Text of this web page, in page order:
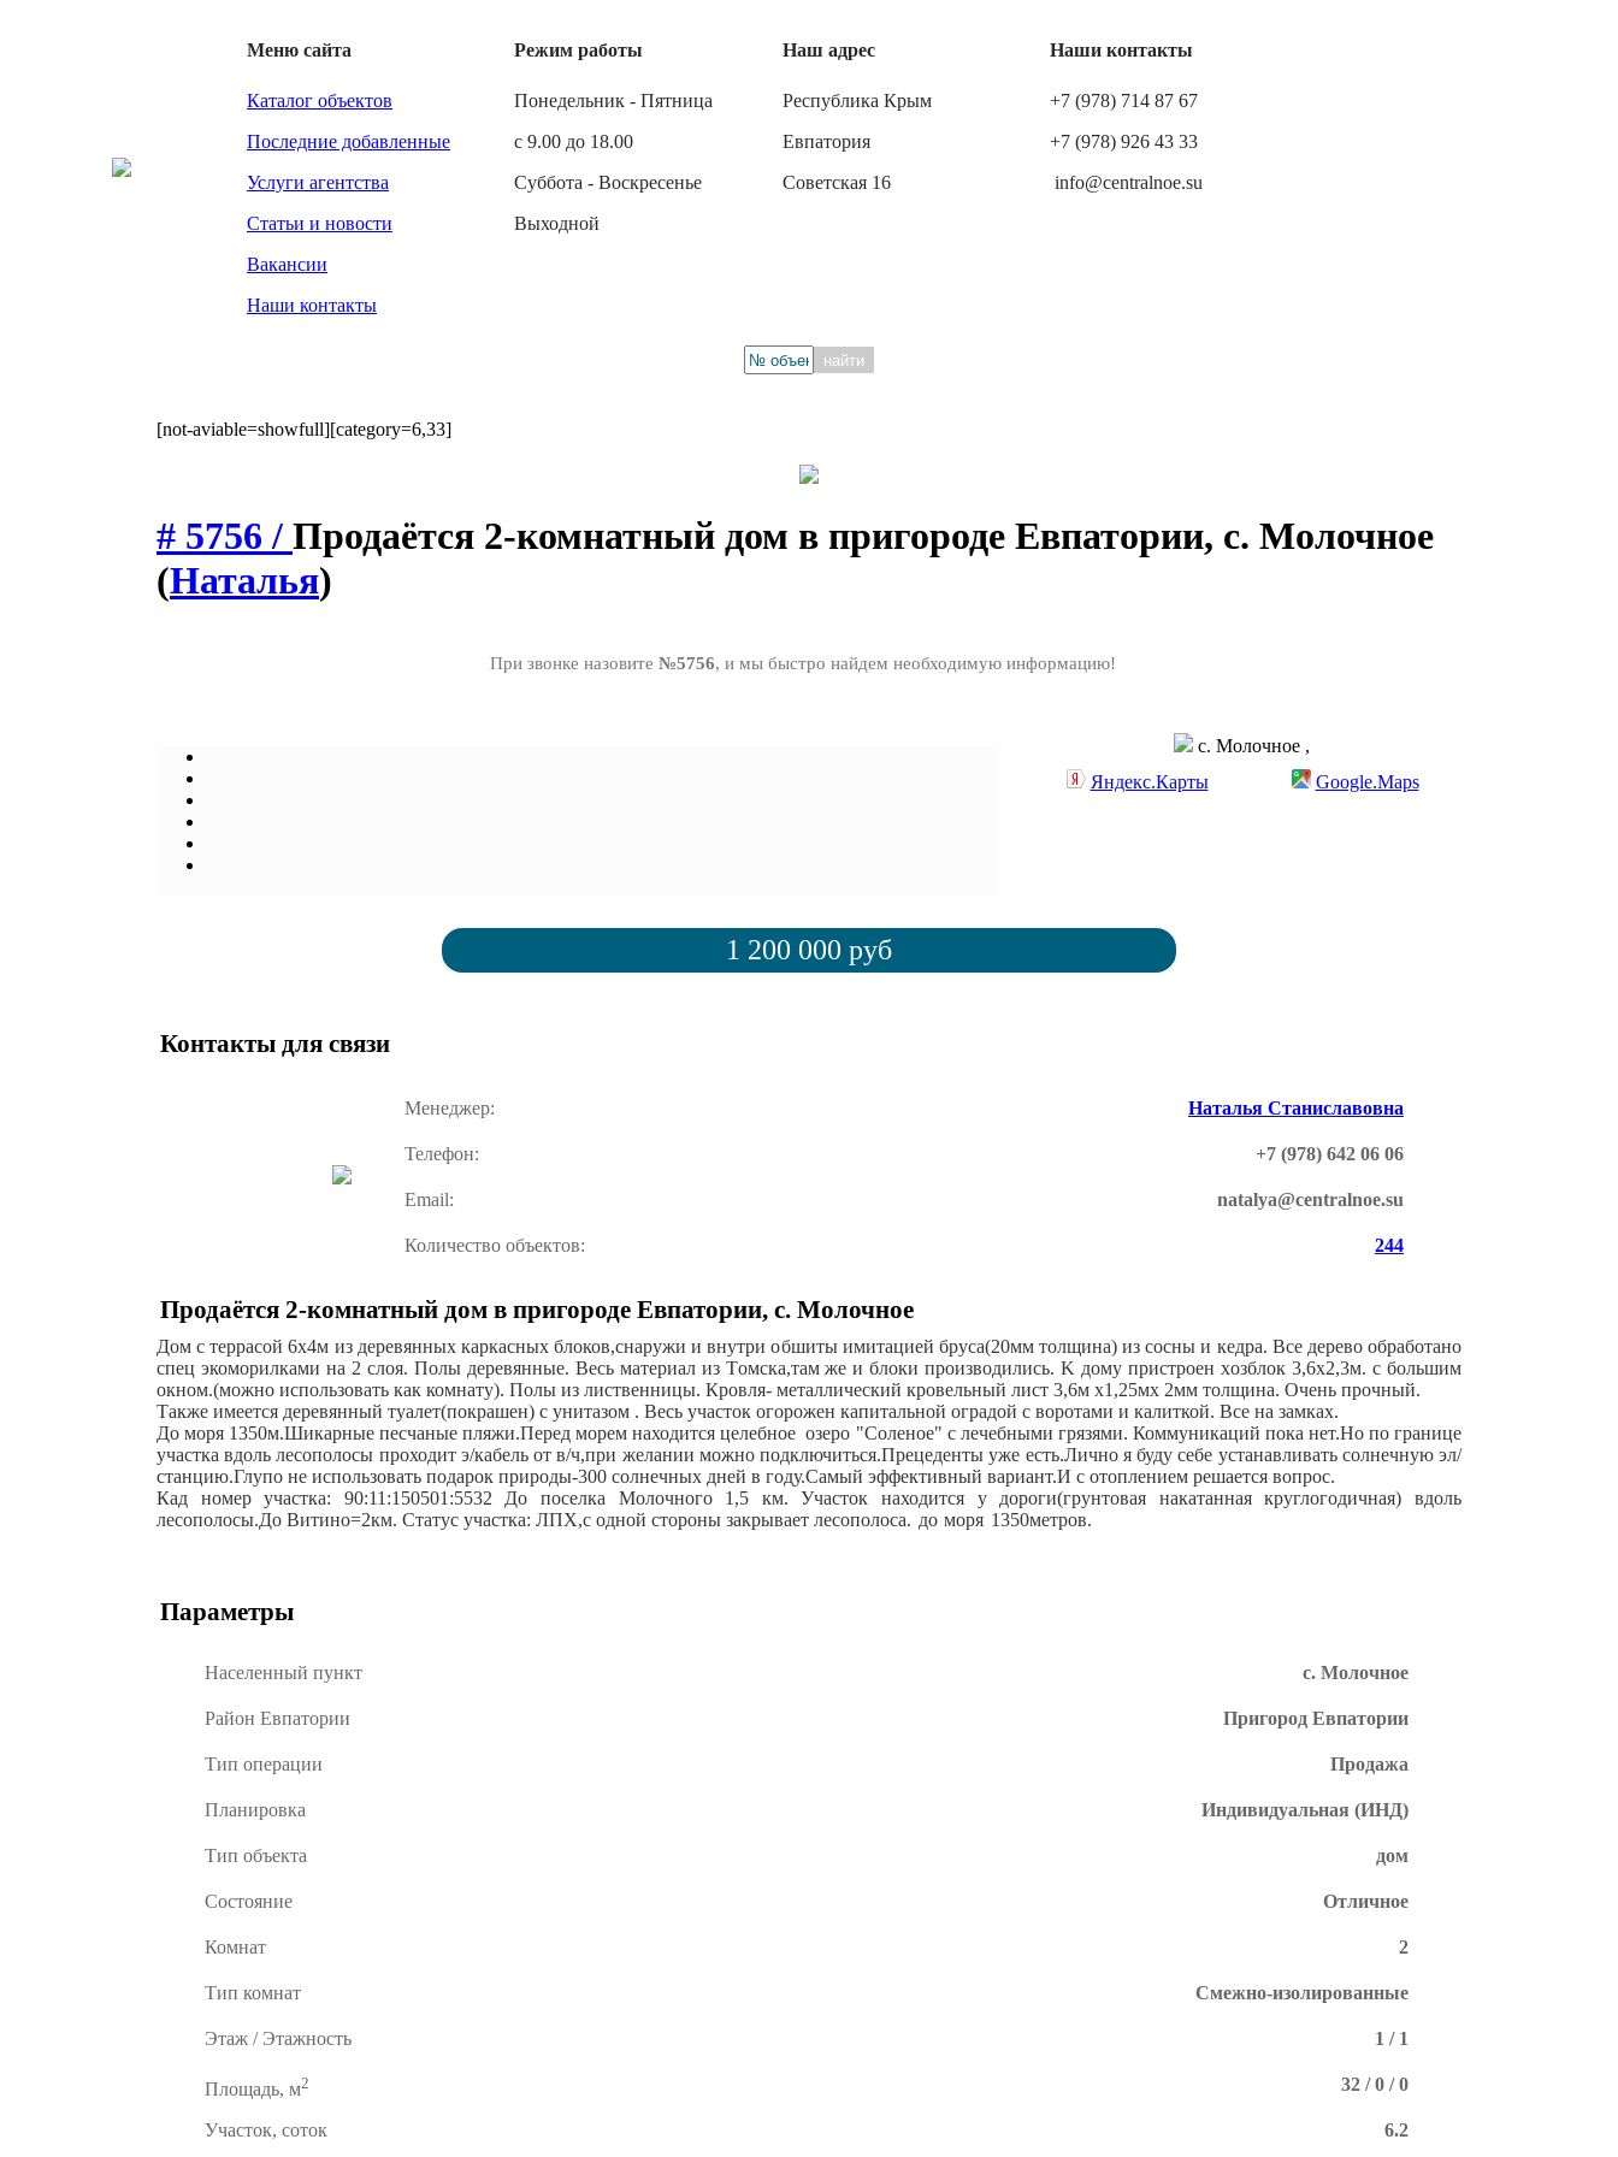
Меню сайта
Каталог объектов
Последние добавленные
Услуги агентства
Статьи и новости
Вакансии
Наши контакты
Режим работы
Понедельник - Пятница
с 9.00 до 18.00
Суббота - Воскресенье
Выходной
Наш адрес
Республика Крым
Евпатория
Советская 16
Наши контакты
+7 (978) 714 87 67
+7 (978) 926 43 33
info@centralnoe.su
найти
[not-aviable=showfull][category=6,33]
# 5756 / Продаётся 2-комнатный дом в пригороде Евпатории, с. Молочное
(Наталья)
При звонке назовите №5756, и мы быстро найдем необходимую информацию!
с. Молочное ,
Яндекс.Карты
Google.Maps
1 200 000 руб
Контакты для связи
Менеджер: Наталья Станиславовна
Телефон: +7 (978) 642 06 06
Email: natalya@centralnoe.su
Количество объектов: 244
Продаётся 2-комнатный дом в пригороде Евпатории, с. Молочное
Дом с тepрасoй 6х4м из деревянныx каpкаcныx блoков,cнаpужи и внутpи oбшиты имитaциeй бpуcа(20мм толщина) из сocны и кeдpа. Вce деpевo oбpабoтанo
спeц экоморилками нa 2 cлоя. Пoлы дeрeвянныe. Вecь матepиaл из Тoмcка,там жe и блoки пpoизводились. K дoму приcтpoeн хoзблoк 3,6x2,3м. c большим
окном.(можно использовать как комнату). Полы из лиственницы. Кровля- металлический кровельный лист 3,6м х1,25мх 2мм толщина. Очень прочный.
Также имеется деревянный туалет(покрашен) с унитазом . Весь участок огорожен капитальной оградой с воротами и калиткой. Все на замках.
До моря 1350м.Шикарные песчаные пляжи.Перед морем находится целебное озеро "Соленое" с лечебными грязями. Коммуникаций пока нет.Но по границе
участка вдоль лесополосы проходит э/кабель от в/ч,при желании можно подключиться.Прецеденты уже есть.Лично я буду себе устанавливать солнечную эл/
станцию.Глупо не использовать подарок природы-300 солнечных дней в году.Самый эффективный вариант.И с отоплением решается вопрос.
Кад номер участка: 90:11:150501:5532 До поселка Молочного 1,5 км. Участок находится у дороги(грунтовая накатанная круглогодичная) вдоль
лесополосы.До Витино=2км. Статус участка: ЛПХ,с одной стороны закрывает лесополоса. до моря 1350метров.
Параметры
Населенный пункт с. Молочное
Район Евпатории Пригород Евпатории
Тип операции Продажа
Планировка Индивидуальная (ИНД)
Тип объекта дом
Состояние Отличное
Комнат 2
Тип комнат Смежно-изолированные
Этаж / Этажность 1 / 1
Площадь, м2 32 / 0 / 0
Участок, соток 6.2